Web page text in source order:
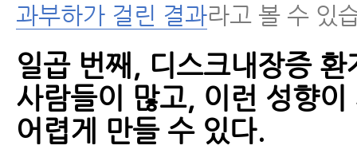
과부하가 걸린 결과라고 볼 수 있
일곱 번째, 디스크내장증 환
사람들이 많고, 이런 성향이
어렵게 만들 수 있다.